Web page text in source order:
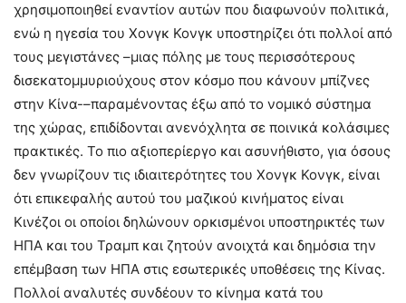
χρησιμοποιηθεί εναντίον αυτών που διαφωνούν πολιτικά,
ενώ η ηγεσία του Χονγκ Κονγκ υποστηρίζει ότι πολλοί από
τους μεγιστάνες –μιας πόλης με τους περισσότερους
δισεκατομμυριούχους στον κόσμο που κάνουν μπίζνες
στην Κίνα-–παραμένοντας έξω από το νομικό σύστημα
της χώρας, επιδίδονται ανενόχλητα σε ποινικά κολάσιμες
πρακτικές. Το πιο αξιοπερίεργο και ασυνήθιστο, για όσους
δεν γνωρίζουν τις ιδιαιτερότητες του Χονγκ Κονγκ, είναι
ότι επικεφαλής αυτού του μαζικού κινήματος είναι
Κινέζοι οι οποίοι δηλώνουν ορκισμένοι υποστηρικτές των
ΗΠΑ και του Τραμπ και ζητούν ανοιχτά και δημόσια την
επέμβαση των ΗΠΑ στις εσωτερικές υποθέσεις της Κίνας.
Πολλοί αναλυτές συνδέουν το κίνημα κατά του